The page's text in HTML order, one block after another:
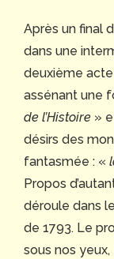
Après un final
dans une
deuxième acte
assénant une
de l’Histoire »
désirs des
fantasmée : «
Propos
déroule dans
de 1793. Le
sous nos yeux,